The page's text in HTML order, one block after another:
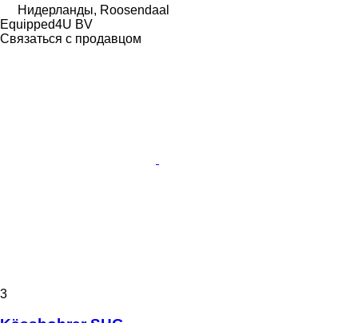
Нидерланды, Roosendaal
Equipped4U BV
Связаться с продавцом
3